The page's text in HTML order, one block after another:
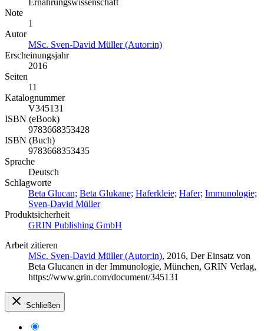
Note
1
Autor
MSc. Sven-David Müller (Autor:in)
Erscheinungsjahr
2016
Seiten
11
Katalognummer
V345131
ISBN (eBook)
9783668353428
ISBN (Buch)
9783668353435
Sprache
Deutsch
Schlagworte
Beta Glucan; Beta Glukane; Haferkleie; Hafer; Immunologie;
Sven-David Müller
Produktsicherheit
GRIN Publishing GmbH
Arbeit zitieren
MSc. Sven-David Müller (Autor:in), 2016, Der Einsatz von
Beta Glucanen in der Immunologie, München, GRIN Verlag,
https://www.grin.com/document/345131
Schließen